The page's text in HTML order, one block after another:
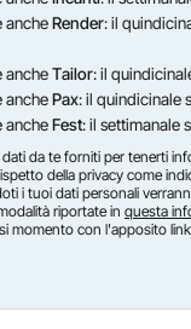
ancheRender: il
ancheTailor: il
anchePax: il quindicinale
ancheFest: il settimanale
da te forniti per tenerti
della privacy come
i tuoi dati personali
riportate in questa
momento con l'apposito